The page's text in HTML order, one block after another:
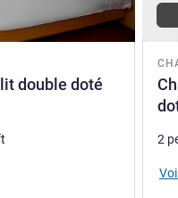
double doté
2